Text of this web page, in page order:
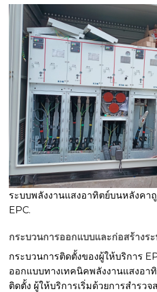
ระบบพลังงานแสงอาทิตย์บนหลังคา
EPC.
กระบวนการออกแบบและก่อสร้างร
กระบวนการติดตั้งของผู้ให้บริการ
ออกแบบทางเทคนิคพลังงานแสงอา
ติดตั้ง ผู้ให้บริการเริ่มด้วยการสำรว